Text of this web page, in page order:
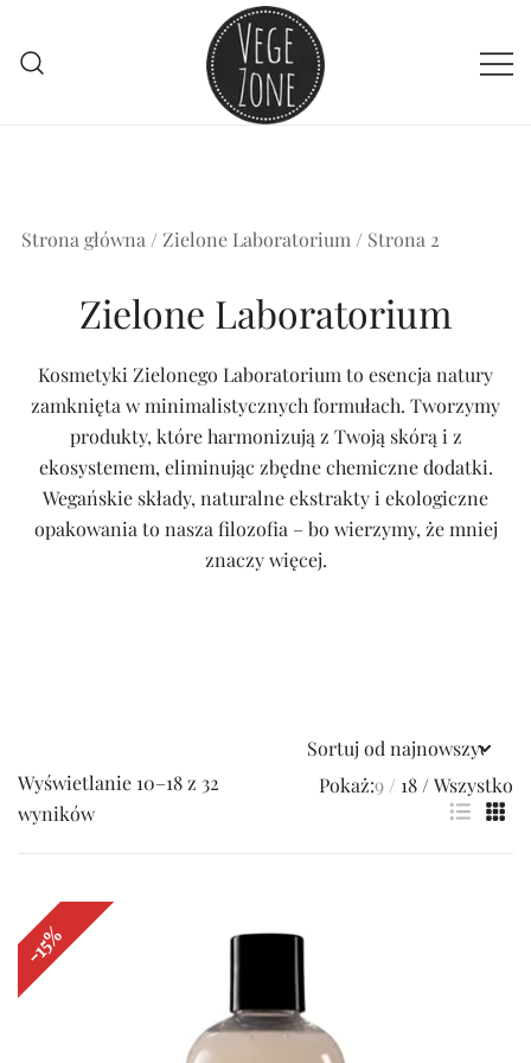
treści
Strona główna / Zielone Laboratorium / Strona 2
Zielone Laboratorium
Kosmetyki Zielonego Laboratorium to esencja natury
zamknięta w minimalistycznych formułach. Tworzymy
produkty, które harmonizują z Twoją skórą i z
ekosystemem, eliminując zbędne chemiczne dodatki.
Wegańskie składy, naturalne ekstrakty i ekologiczne
opakowania to nasza filozofia – bo wierzymy, że mniej
znaczy więcej.
Wyświetlanie 10–18 z 32
wynikówPosortowane
Pokaż:9 18 Wszystko
-15%